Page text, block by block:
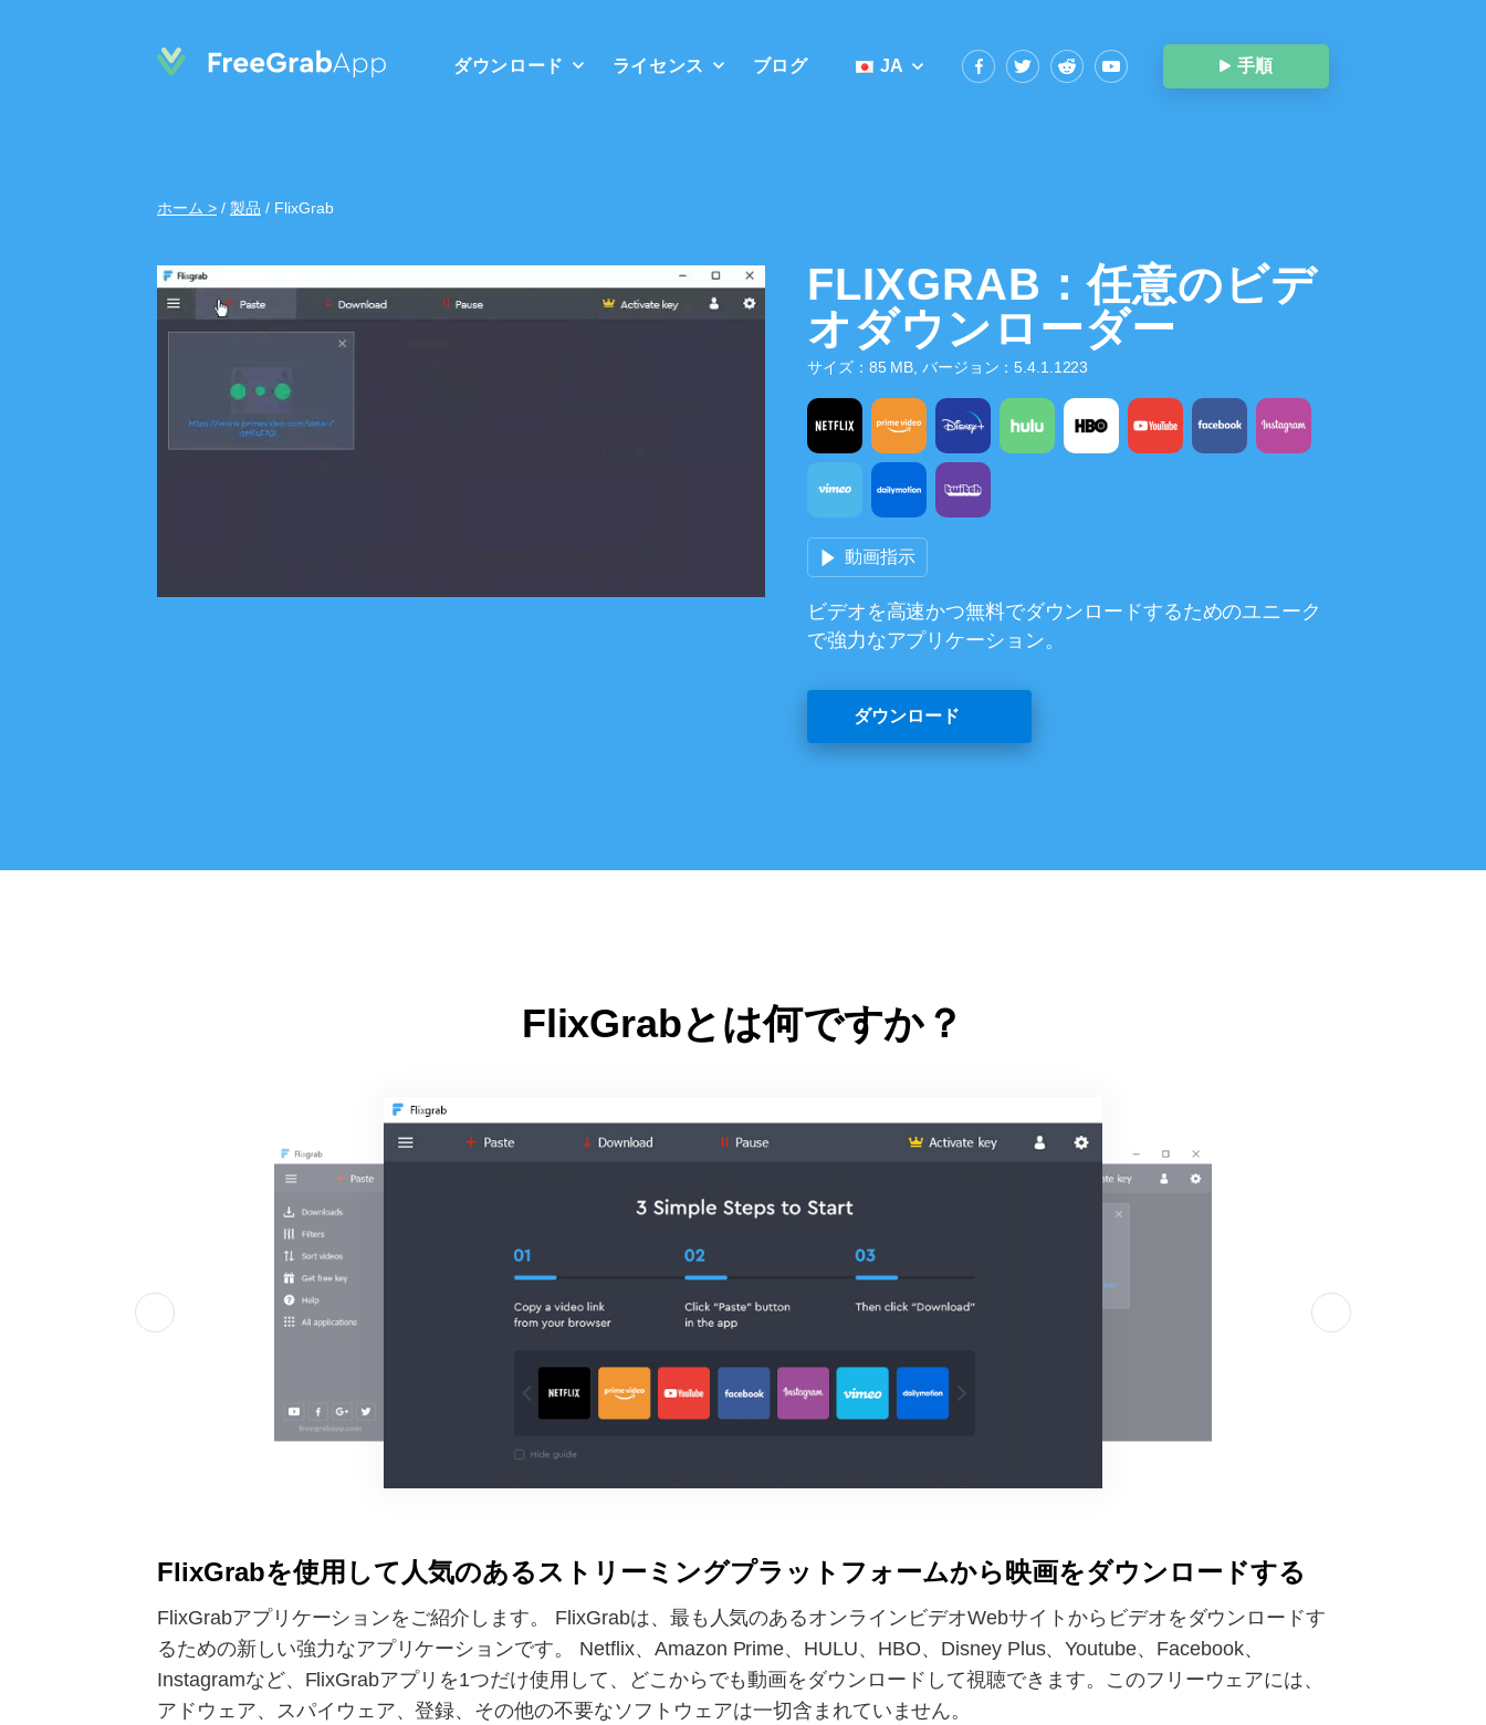
ダウンロード ライセンス ブログ JA 手順
ホーム > / 製品 / FlixGrab
FLIXGRAB：任意のビデ
オダウンローダー
サイズ：85 MB, バージョン：5.4.1.1223
動画指示
ビデオを高速かつ無料でダウンロードするためのユニーク
で強力なアプリケーション。
ダウンロード
FlixGrabとは何ですか？
FlixGrabを使用して人気のあるストリーミングプラットフォームから映画をダウンロードする
FlixGrabアプリケーションをご紹介します。 FlixGrabは、最も人気のあるオンラインビデオWebサイトからビデオをダウンロードす
るための新しい強力なアプリケーションです。 Netflix、Amazon Prime、HULU、HBO、Disney Plus、Youtube、Facebook、
Instagramなど、FlixGrabアプリを1つだけ使用して、どこからでも動画をダウンロードして視聴できます。このフリーウェアには、
アドウェア、スパイウェア、登録、その他の不要なソフトウェアは一切含まれていません。